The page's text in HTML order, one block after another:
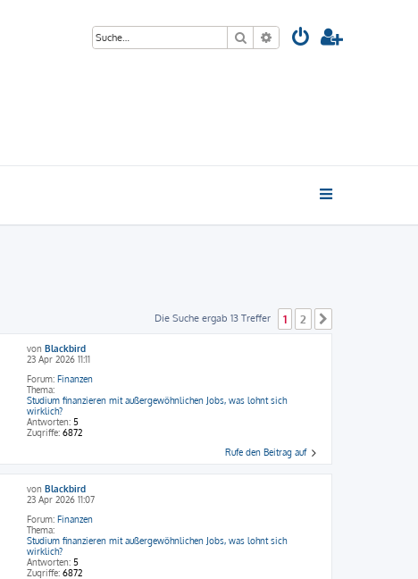
Suche Erweiterte Suche
Die Suche ergab 13 Treffer 1 2
von Blackbird
23 Apr 2026 11:11
Forum: Finanzen
Thema:
Studium finanzieren mit außergewöhnlichen Jobs, was lohnt sich
wirklich?
Antworten: 5
Zugriffe: 6872
Rufe den Beitrag auf
von Blackbird
23 Apr 2026 11:07
Forum: Finanzen
Thema:
Studium finanzieren mit außergewöhnlichen Jobs, was lohnt sich
wirklich?
Antworten: 5
Zugriffe: 6872